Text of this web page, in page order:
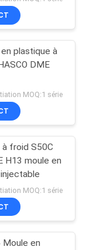
plastique à
DME
MOQ:1 série
à froid S50C
H13 moule en
MOQ:1 série
Moule en